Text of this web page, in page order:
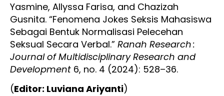
Yasmine, Allyssa Farisa, and Chazizah
Gusnita. “Fenomena Jokes Seksis Mahasiswa
Sebagai Bentuk Normalisasi Pelecehan
Seksual Secara Verbal.” Ranah Research :
Journal of Multidisciplinary Research and
Development 6, no. 4 (2024): 528–36.
(Editor: Luviana Ariyanti)